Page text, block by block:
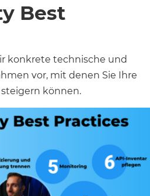
Best
konkrete technische und
vor, mit denen Sie Ihre
können.